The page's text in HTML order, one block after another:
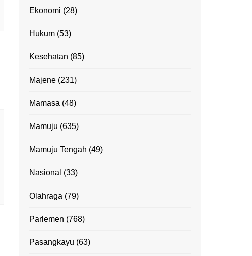
Ekonomi (28)
Hukum (53)
Kesehatan (85)
Majene (231)
Mamasa (48)
Mamuju (635)
Mamuju Tengah (49)
Nasional (33)
Olahraga (79)
Parlemen (768)
Pasangkayu (63)